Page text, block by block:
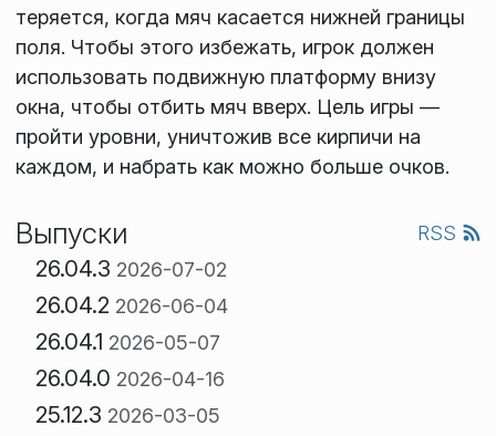
теряется, когда мяч касается нижней границы
поля. Чтобы этого избежать, игрок должен
использовать подвижную платформу внизу
окна, чтобы отбить мяч вверх. Цель игры —
пройти уровни, уничтожив все кирпичи на
каждом, и набрать как можно больше очков.
Выпуски RSS
26.04.3 2026-07-02
26.04.2 2026-06-04
26.04.1 2026-05-07
26.04.0 2026-04-16
25.12.3 2026-03-05